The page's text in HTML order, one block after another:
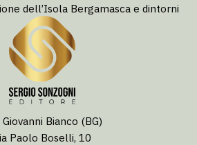
dell’Isola Bergamasca e dintorni
Giovanni Bianco (BG)
Paolo Boselli, 10